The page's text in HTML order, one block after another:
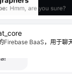
Firebase BaaS，用于聊